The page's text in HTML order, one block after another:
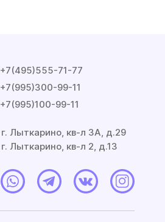
+7(495)555-71-77
+7(995)300-99-11
+7(995)100-99-11
г. Лыткарино, кв-л 3A, д.29
г. Лыткарино, кв-л 2, д.13